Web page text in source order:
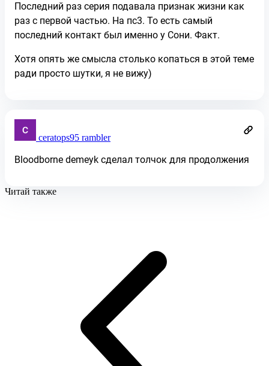
Последний раз серия подавала признак жизни как
раз с первой частью. На пс3. То есть самый
последний контакт был именно у Сони. Факт.
Хотя опять же смысла столько копаться в этой теме
ради просто шутки, я не вижу)
ceratops95 rambler
Bloodborne demeyk сделал толчок для продолжения
Читай также